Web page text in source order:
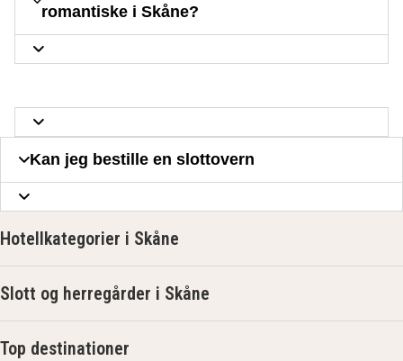
romantiske i Skåne?
Kan jeg bestille en slottovern
Hotellkategorier i Skåne
Slott og herregårder i Skåne
Top destinationer